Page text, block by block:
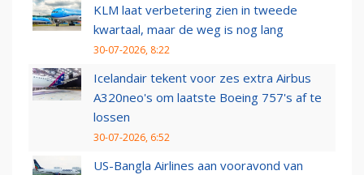
KLM laat verbetering zien in tweede
kwartaal, maar de weg is nog lang
30-07-2026, 8:22
Icelandair tekent voor zes extra Airbus
A320neo's om laatste Boeing 757's af te
lossen
30-07-2026, 6:52
US-Bangla Airlines aan vooravond van